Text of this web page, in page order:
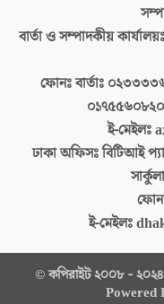
বার্তা ও সম্পাদকীয় কার্যালয়ঃ
ফোনঃ বার্তাঃ
ই-মেইলঃ
ঢাকা অফিসঃবিটিআই
ই-মেইলঃ
© কপিরাইট ২০০৮ - ২০২৪
Powered